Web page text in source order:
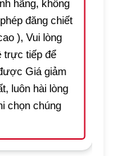
hãng, không
đăng chiết
), Vui lòng
trực tiếp để
Giá giảm
luôn hài lòng
chọn chúng